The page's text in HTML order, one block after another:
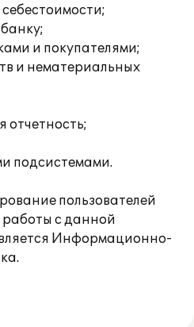
и покупателями;
и нематериальных
отчетность;
подсистемами.
пользователей
с данной
Информационно-